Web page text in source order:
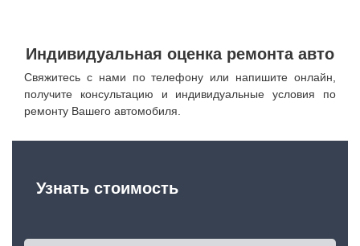
Индивидуальная оценка ремонта авто
Свяжитесь с нами по телефону или напишите онлайн,
получите консультацию и индивидуальные условия по
ремонту Вашего автомобиля.
Узнать стоимость